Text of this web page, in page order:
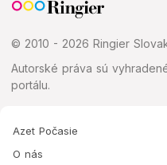
© 2010 - 2026 Ringier
Autorské práva sú
portálu.
Azet Počasie
O nás